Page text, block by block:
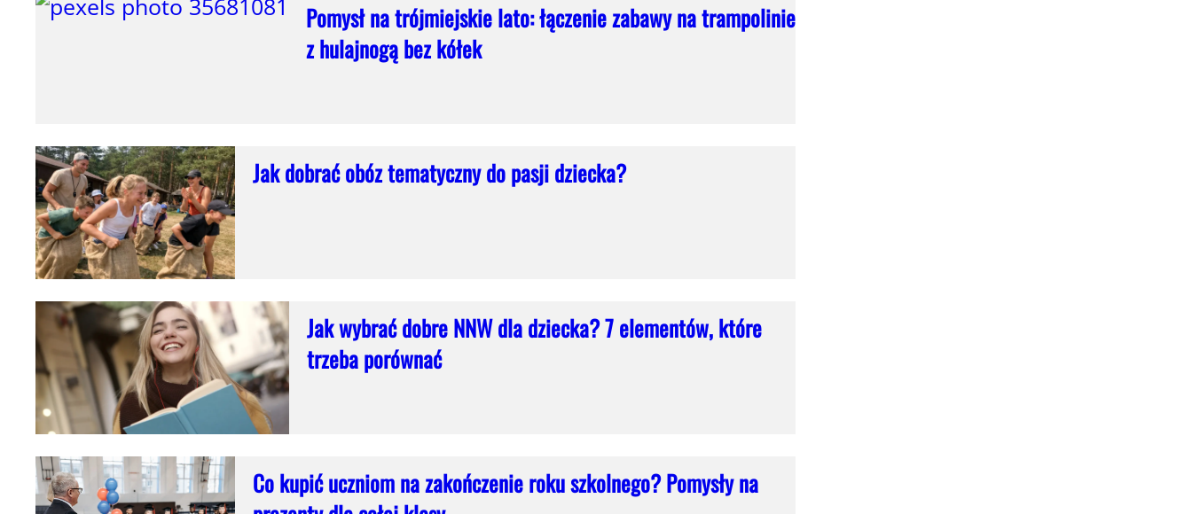
Pomysł na trójmiejskie lato: łączenie zabawy na trampolinie
z hulajnogą bez kółek
Jak dobrać obóz tematyczny do pasji dziecka?
Jak wybrać dobre NNW dla dziecka? 7 elementów, które
trzeba porównać
Co kupić uczniom na zakończenie roku szkolnego? Pomysły na